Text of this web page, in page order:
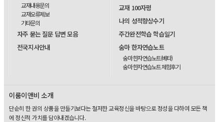
교재내용문의
교재오류제보
기타문의
자주 묻는 질문 답변 모음
전국지사안내
교재 100자평
나의 성적향상수기
주간완전학습 학습일기
숨마 한자연습노트
숨마 한자연습노트(베타)
숨마 한자연습노트 체험후기
이룸이앤비 소개
단순히 한 권의 상품을 만들기보다는 철저한 교육정신을 바탕으로 정성을 다하여 모든 책
에 정신적 가치를 담아내겠습니다.